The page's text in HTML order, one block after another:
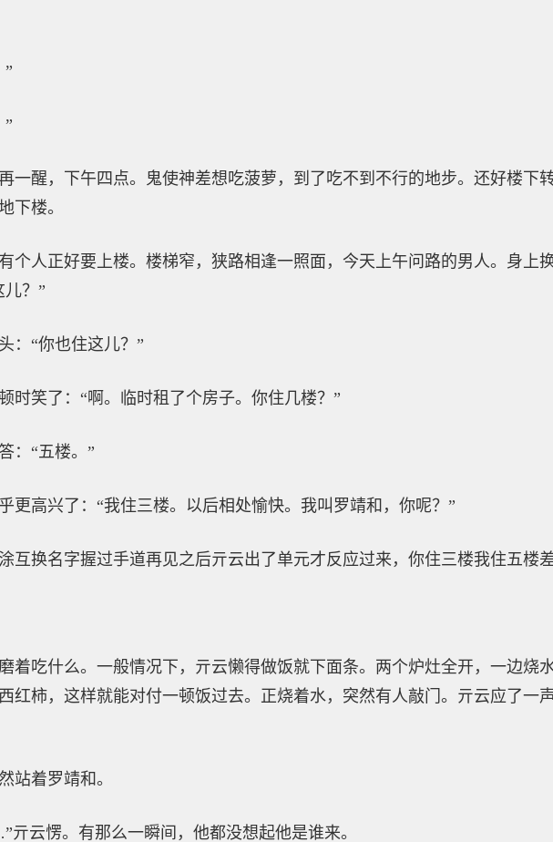
”
”
一醒，下午四点。鬼使神差想吃菠萝，到了吃不到不行的地步。还好楼下
下楼。
有个人正好要上楼。楼梯窄，狭路相逢一照面，今天上午问路的男人。身上
儿？”
：“你也住这儿？”
时笑了：“啊。临时租了个房子。你住几楼？”
：“五楼。”
更高兴了：“我住三楼。以后相处愉快。我叫罗靖和，你呢？”
互换名字握过手道再见之后亓云出了单元才反应过来，你住三楼我住五楼
着吃什么。一般情况下，亓云懒得做饭就下面条。两个炉灶全开，一边烧
红柿，这样就能对付一顿饭过去。正烧着水，突然有人敲门。亓云应了一
站着罗靖和。
云愣。有那么一瞬间，他都没想起他是谁来。